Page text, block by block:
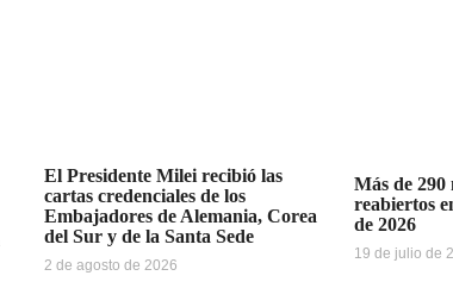
El Presidente Milei recibió las
cartas credenciales de los
Embajadores de Alemania, Corea
del Sur y de la Santa Sede
2 de agosto de 2026
Más de 290
reabiertos
de 2026
19 de julio de